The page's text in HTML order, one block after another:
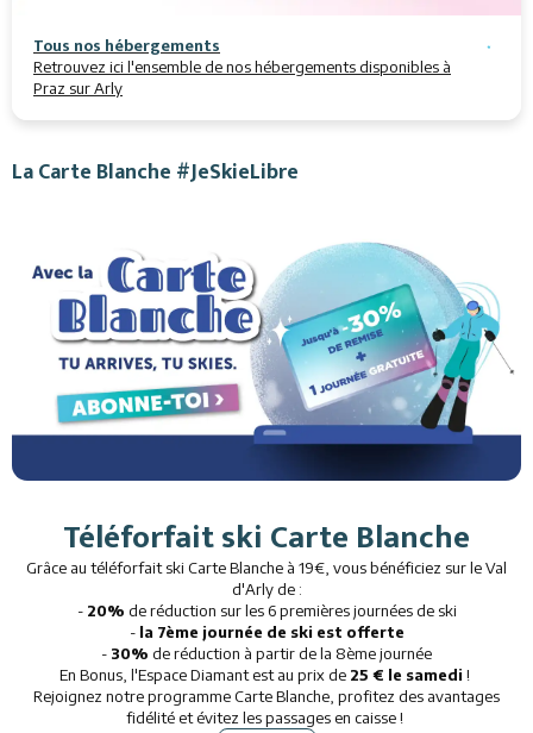
Tous nos hébergements
Retrouvez ici l'ensemble de nos hébergements disponibles à
Praz sur Arly
La Carte Blanche #JeSkieLibre
Téléforfait ski Carte Blanche
Grâce au téléforfait ski Carte Blanche à 19€, vous bénéficiez sur le Val
d'Arly de :
- 20% de réduction sur les 6 premières journées de ski
- la 7ème journée de ski est offerte
- 30% de réduction à partir de la 8ème journée
En Bonus, l'Espace Diamant est au prix de 25 € le samedi !
Rejoignez notre programme Carte Blanche, profitez des avantages
fidélité et évitez les passages en caisse !